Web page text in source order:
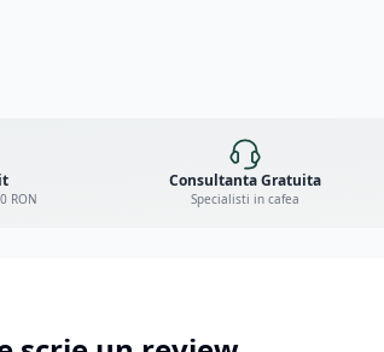
RON
Consultanta Gratuita
Specialisti in cafea